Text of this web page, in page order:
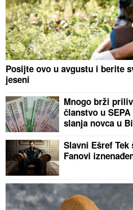
Posijte ovo u avgustu i berite
jeseni
Mnogo brži
članstvo u
slanja novca u
Slavni Ešref
Fanovi